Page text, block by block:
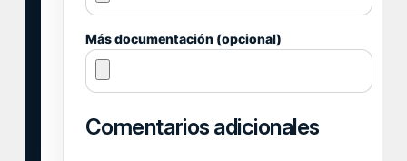
Más documentación (opcional)
Comentarios adicionales